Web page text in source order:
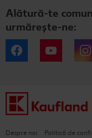
Alătură-te
urmărește-ne:
Facebook YouTube
Despre noi Politică de